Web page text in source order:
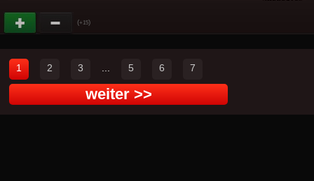
(+15)
1 2 3 ... 5 6 7
weiter >>